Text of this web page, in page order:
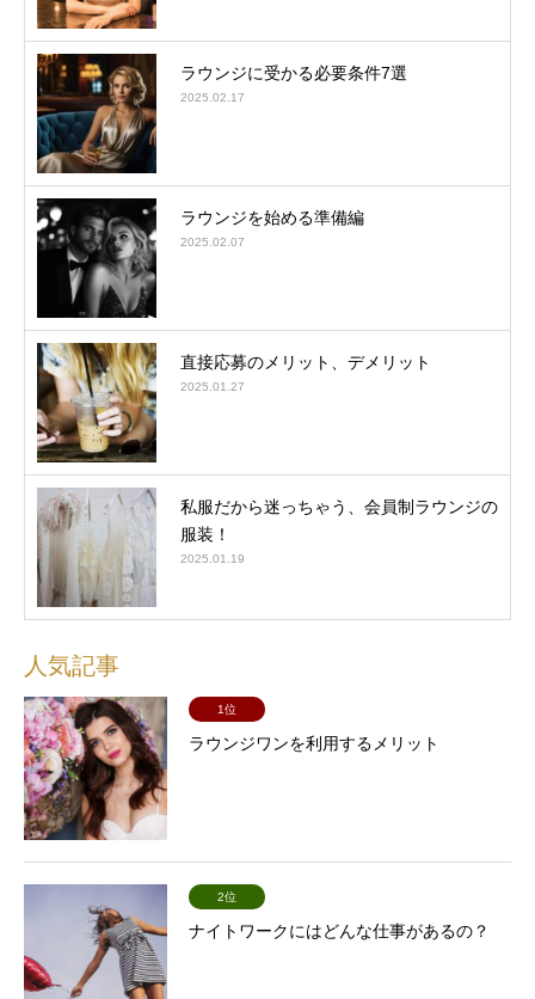
ラウンジに受かる必要条件7選
2025.02.17
ラウンジを始める準備編
2025.02.07
直接応募のメリット、デメリット
2025.01.27
私服だから迷っちゃう、会員制ラウンジの
服装！
2025.01.19
人気記事
1位
ラウンジワンを利用するメリット
2位
ナイトワークにはどんな仕事があるの？